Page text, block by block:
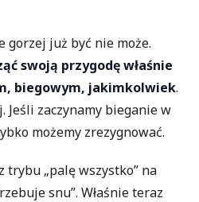
gorzej już być nie może.
swoją przygodę właśnie
biegowym, jakimkolwiek.
Jeśli zaczynamy bieganie w
możemy zrezygnować.
trybu „palę wszystko” na
snu”. Właśnie teraz